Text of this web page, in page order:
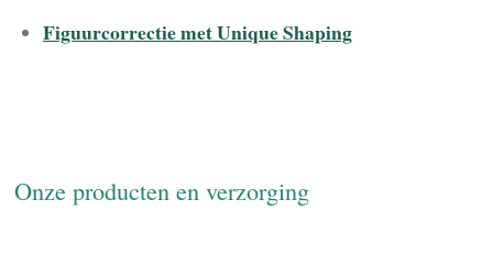
Figuurcorrectie met Unique Shaping
Onze producten en verzorging